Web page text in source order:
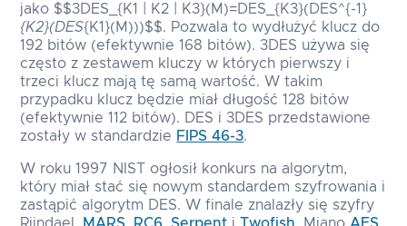
jako $$3DES_{K1 | K2 | K3}(M)=DES_{K3}(DES^{-1}
{K2}(DES{K1}(M)))$$. Pozwala to wydłużyć klucz do
192 bitów (efektywnie 168 bitów). 3DES używa się
często z zestawem kluczy w których pierwszy i
trzeci klucz mają tę samą wartość. W takim
przypadku klucz będzie miał długość 128 bitów
(efektywnie 112 bitów). DES i 3DES przedstawione
zostały w standardzie FIPS 46-3.
W roku 1997 NIST ogłosił konkurs na algorytm,
który miał stać się nowym standardem szyfrowania i
zastąpić algorytm DES. W finale znalazły się szyfry